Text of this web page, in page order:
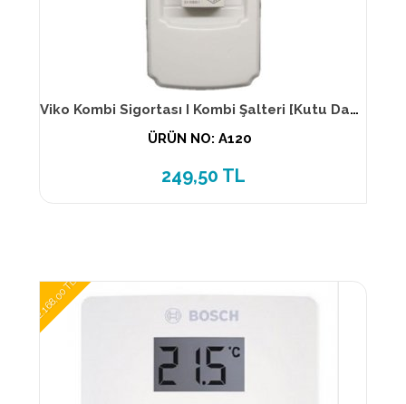
Viko Kombi Sigortası I Kombi Şalteri [Kutu Dahil] 2 Amper
ÜRÜN NO: A120
249,50 TL
2.168,00 TL